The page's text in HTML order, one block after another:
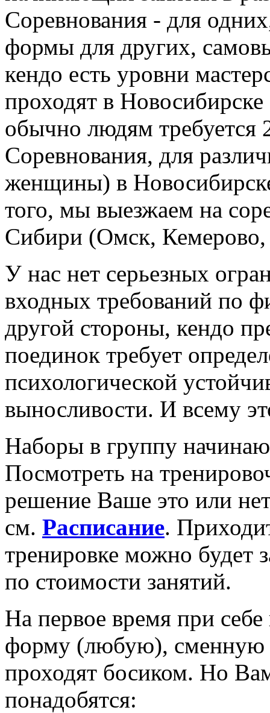
Соревнования - для
формы для других,
кендо есть уровни
проходят в
обычно людям требуется
Соревнования, для
женщины) в
того, мы выезжаем на
Сибири (Омск, Кемерово,
У нас нет серьезных
входных требований по
другой стороны, кендо
поединок требует
психологической
выносливости. И всему
Наборы в группу
Посмотреть на
решение Ваше это или
см. Расписание.
тренировке можно будет
по стоимости занятий.
На первое время при
форму (любую), сменную
проходят босиком. Но
понадобятся: